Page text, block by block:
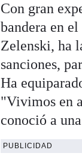
Con gran
bandera en
Zelenski, ha
sanciones,
Ha
"Vivimos en
conoció a
PUBLICIDAD